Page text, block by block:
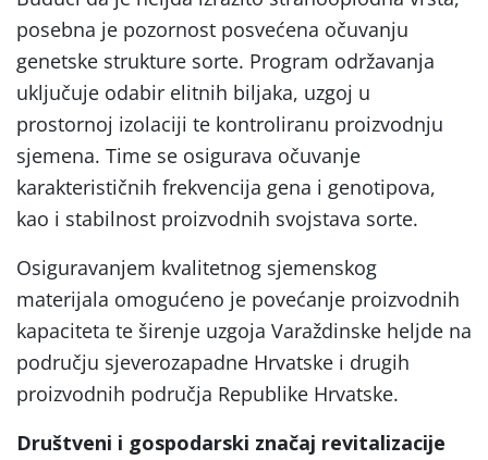
posebna je pozornost posvećena očuvanju
genetske strukture sorte. Program održavanja
uključuje odabir elitnih biljaka, uzgoj u
prostornoj izolaciji te kontroliranu proizvodnju
sjemena. Time se osigurava očuvanje
karakterističnih frekvencija gena i genotipova,
kao i stabilnost proizvodnih svojstava sorte.
Osiguravanjem kvalitetnog sjemenskog
materijala omogućeno je povećanje proizvodnih
kapaciteta te širenje uzgoja Varaždinske heljde na
području sjeverozapadne Hrvatske i drugih
proizvodnih područja Republike Hrvatske.
Društveni i gospodarski značaj revitalizacije